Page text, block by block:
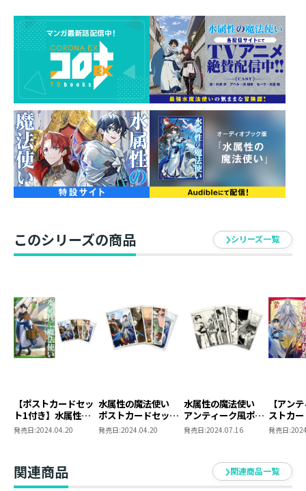
いにヴェールを脱ぐ！
シリーズ累計30万部突破！（電子書籍含む）
中央諸国からはるばる西方諸国へやってきた目的、それ
は外交使節として教皇の就任式を見届けること。しかし
式が目前に迫ったその日、涼を突然襲った敵は……ほか
でもない教皇その人だった！ 熾烈な戦いの末になんとか
打ち倒すも、教皇の体は跡形もなく消え去ってしまう。
あまりにも不可思議な出来事を前に途方に暮れる涼たち
だったが、迎えた式当日、壇上には何事もなかったかの
ように教皇が出席しており……？
ついにヴェールを脱いだ西方諸国の謎に立ち向かう！
いまだかつてない敵と対峙する、最強水魔法使いの気ま
■コミックス情報
2025年7月からTBS、BS11ほかにてTVアニメ放送開始!!
TBSにて、2025年7月3日から毎週木曜深夜1:28～
BS11にて、2025年7月4日から毎週金曜よる11:00～
「ダンジョンの謎を探れ！」
最強水魔法使いの気ままな冒険譚、コミカライズ第5
巻！
原作・久宝忠先生の書き下ろしSS収録！
このシリーズの商品 シリーズ一覧
【ポストカードセッ
ト1付き】水属性の
魔法使い 第二部
西方諸国編3
発売日:2024.04.20
水属性の魔法使い
ポストカードセット
1
発売日:2024.04.20
水属性の魔法使い
アンティーク風ポス
トカードセット
発売日:2024.07.16
【アン
ストカ
き】水
い 第
発売日:
関連商品 関連商品一覧